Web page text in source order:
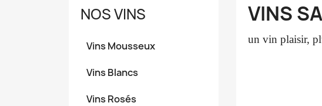
NOS VINS
Vins Mousseux
Vins Blancs
Vins Rosés
VINS
un vin plaisir,